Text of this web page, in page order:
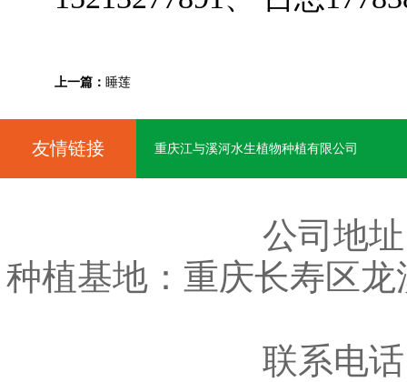
上一篇： 睡莲
友情链接 重庆江与溪河水生植物种植有限公司
公司地
种植基地：重庆长寿区
联系电